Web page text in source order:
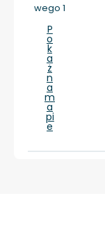
wego 1
P
o
k
a
ż
n
a
m
a
pi
e